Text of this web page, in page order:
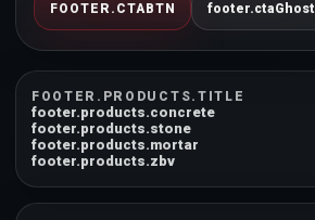
FOOTER.CTABTN footer.ctaGhost
FOOTER.PRODUCTS.TITLE
footer.products.concrete
footer.products.stone
footer.products.mortar
footer.products.zbv